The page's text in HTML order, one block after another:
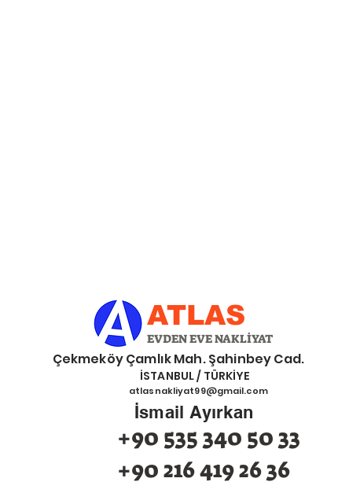
ATLAS
EVDEN EVE NAKLİYAT
Çamlık Mah. Şahinbey Cad.
İSTANBUL / TÜRKİYE
atlasnakliyat99@gmail.com
İsmail Ayırkan
+90 535 340 50 33
+90 216 419 26 36